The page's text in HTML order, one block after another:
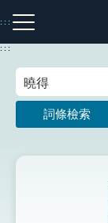
到
主
:::
注音索引圖示
:::
詞條檢索